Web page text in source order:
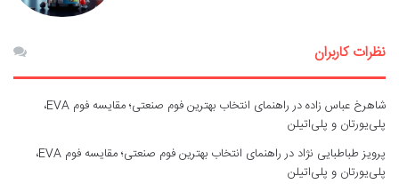
نظرات کاربران
شاهرخ عباس زادهدر
راهنمای انتخاب بهترین فوم صنعتی؛ مقایسه فوم EVA،
پلی‌یورتان و پلی‌اتیلن
پرویز طباطبایی نژاد در
راهنمای انتخاب بهترین فوم صنعتی؛ مقایسه فوم EVA،
پلی‌یورتان و پلی‌اتیلن